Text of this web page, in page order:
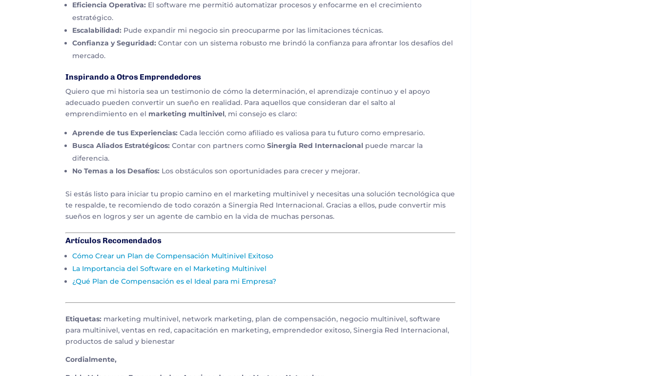
Eficiencia Operativa: El software me permitió automatizar procesos y enfocarme en el crecimiento
estratégico.
Escalabilidad: Pude expandir mi negocio sin preocuparme por las limitaciones técnicas.
Confianza y Seguridad: Contar con un sistema robusto me brindó la confianza para afrontar los desafíos del
mercado.
Inspirando a Otros Emprendedores
Quiero que mi historia sea un testimonio de cómo la determinación, el aprendizaje continuo y el apoyo
adecuado pueden convertir un sueño en realidad. Para aquellos que consideran dar el salto al
emprendimiento en el marketing multinivel, mi consejo es claro:
Aprende de tus Experiencias: Cada lección como afiliado es valiosa para tu futuro como empresario.
Busca Aliados Estratégicos: Contar con partners comoSinergia Red Internacional puede marcar la
diferencia.
No Temas a los Desafíos: Los obstáculos son oportunidades para crecer y mejorar.
Si estás listo para iniciar tu propio camino en el marketing multinivel y necesitas una solución tecnológica que
te respalde, te recomiendo de todo corazón a Sinergia Red Internacional. Gracias a ellos, pude convertir mis
sueños en logros y ser un agente de cambio en la vida de muchas personas.
Artículos Recomendados
Cómo Crear un Plan de Compensación Multinivel Exitoso
La Importancia del Software en el Marketing Multinivel
¿Qué Plan de Compensación es el Ideal para mi Empresa?
Etiquetas: marketing multinivel, network marketing, plan de compensación, negocio multinivel, software
para multinivel, ventas en red, capacitación en marketing, emprendedor exitoso, Sinergia Red Internacional,
productos de salud y bienestar
Cordialmente,